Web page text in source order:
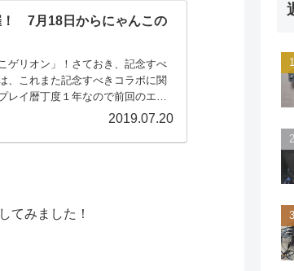
7月18日からにゃんこの
ゲリオン」！さておき、記念すべ
、これまた記念すべきコラボに関
レイ暦丁度１年なので前回のエヴ
2019.07.20
てみました！